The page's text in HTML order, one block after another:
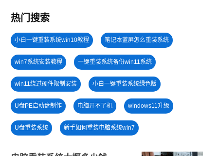
热门搜索
小白一键重装系统win10教程 笔记本蓝屏怎么重装系统
win7系统安装教程 一键重装系统备份win11系统
win11绕过硬件限制安装 小白一键重装系统绿色版
U盘PE启动盘制作 电脑开不了机 windows11升级
U盘重装系统 新手如何重装电脑系统win7